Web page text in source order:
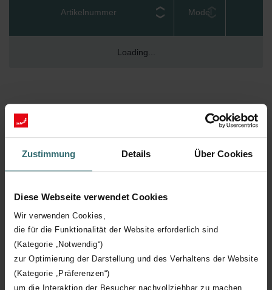
Zustimmung Details Über Cookies
Diese Webseite verwendet Cookies
Wir verwenden Cookies,
die für die Funktionalität der Website erforderlich sind
(Kategorie „Notwendig“)
zur Optimierung der Darstellung und des Verhaltens der Website
(Kategorie „Präferenzen“)
um die Interaktion der Besucher nachvollziehbar zu machen
Artikelnummer Model
Loading...
binnenklimaat? Samen
gaan we verder!